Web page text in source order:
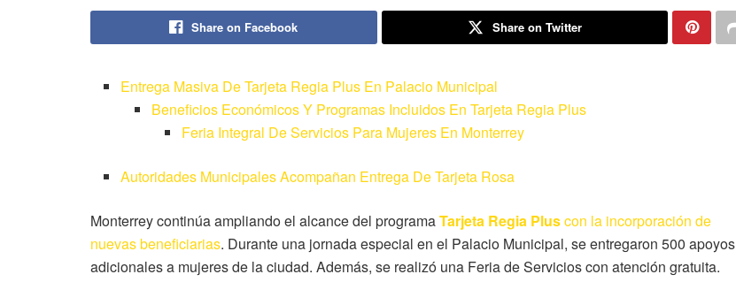
Share on Facebook Share on Twitter
Entrega Masiva De Tarjeta Regia Plus En Palacio Municipal
Beneficios Económicos Y Programas Incluidos En Tarjeta Regia Plus
Feria Integral De Servicios Para Mujeres En Monterrey
Autoridades Municipales Acompañan Entrega De Tarjeta Rosa
Monterrey continúa ampliando el alcance del programaTarjeta Regia Pluscon la incorporación de
nuevas beneficiarias. Durante una jornada especial en el Palacio Municipal, se entregaron 500 apoyos
adicionales a mujeres de la ciudad. Además, se realizó una Feria de Servicios con atención gratuita.